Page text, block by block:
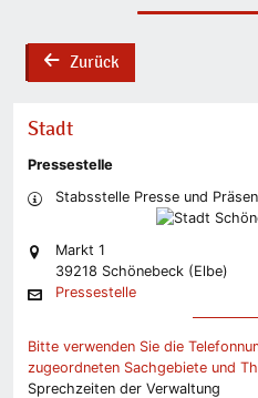
backZurück
Stadt
Pressestelle
Stabsstelle Presse und
Markt 1
39218 Schönebeck (Elbe)
Pressestelle
Bitte verwenden Sie die
zugeordneten Sachgebiete und
Sprechzeiten der Verwaltung